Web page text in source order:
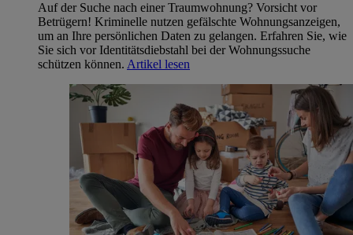
Auf der Suche nach einer Traumwohnung? Vorsicht vor
Betrügern! Kriminelle nutzen gefälschte Wohnungsanzeigen,
um an Ihre persönlichen Daten zu gelangen. Erfahren Sie, wie
Sie sich vor Identitätsdiebstahl bei der Wohnungssuche
schützen können. Artikel lesen